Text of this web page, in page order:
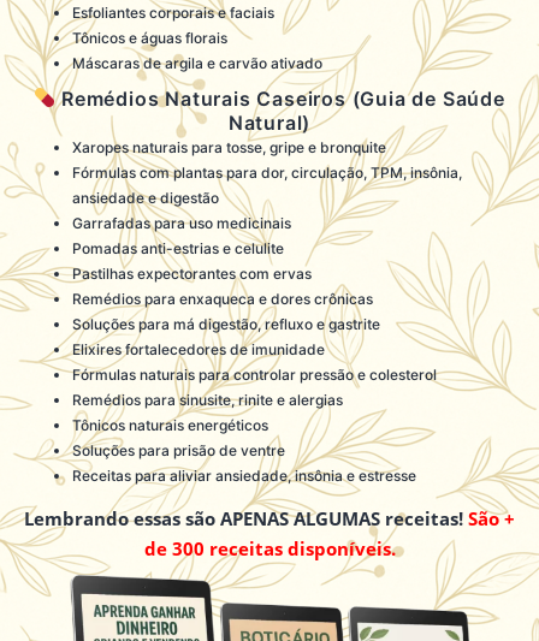
Esfoliantes corporais e faciais
Tônicos e águas florais
Máscaras de argila e carvão ativado
Remédios Naturais Caseiros (Guia de Saúde
Natural)
Xaropes naturais para tosse, gripe e bronquite
Fórmulas com plantas para dor, circulação, TPM, insônia,
ansiedade e digestão
Garrafadas para uso medicinais
Pomadas anti-estrias e celulite
Pastilhas expectorantes com ervas
Remédios para enxaqueca e dores crônicas
Soluções para má digestão, refluxo e gastrite
Elixires fortalecedores de imunidade
Fórmulas naturais para controlar pressão e colesterol
Remédios para sinusite, rinite e alergias
Tônicos naturais energéticos
Soluções para prisão de ventre
Receitas para aliviar ansiedade, insônia e estresse
Lembrando essas são APENAS ALGUMAS receitas! São +
de 300 receitas disponíveis.